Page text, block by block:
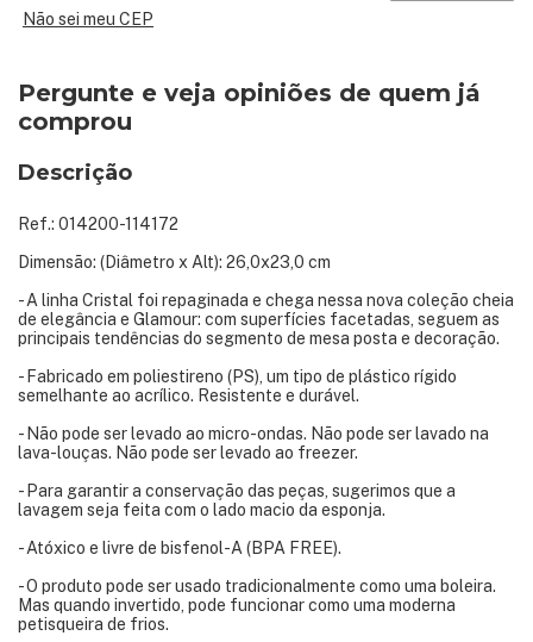
Não sei meu CEP
Pergunte e veja opiniões de quem já
comprou
Descrição
Ref.: 014200-114172
Dimensão: (Diâmetro x Alt): 26,0x23,0 cm
- A linha Cristal foi repaginada e chega nessa nova coleção cheia
de elegância e Glamour: com superfícies facetadas, seguem as
principais tendências do segmento de mesa posta e decoração.
- Fabricado em poliestireno (PS), um tipo de plástico rígido
semelhante ao acrílico. Resistente e durável.
- Não pode ser levado ao micro-ondas. Não pode ser lavado na
lava-louças. Não pode ser levado ao freezer.
- Para garantir a conservação das peças, sugerimos que a
lavagem seja feita com o lado macio da esponja.
- Atóxico e livre de bisfenol-A (BPA FREE).
- O produto pode ser usado tradicionalmente como uma boleira.
Mas quando invertido, pode funcionar como uma moderna
petisqueira de frios.